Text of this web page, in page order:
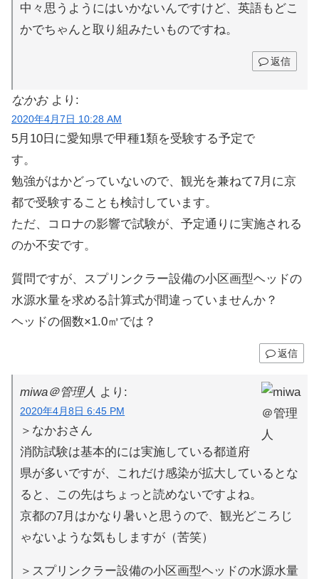
中々思うようにはいかないんですけど、英語もどこ
かでちゃんと取り組みたいものですね。
返信
なかお より:
2020年4月7日 10:28 AM
5月10日に愛知県で甲種1類を受験する予定で
す。
勉強がはかどっていないので、観光を兼ねて7月に京
都で受験することも検討しています。
ただ、コロナの影響で試験が、予定通りに実施される
のか不安です。
質問ですが、スプリンクラー設備の小区画型ヘッドの
水源水量を求める計算式が間違っていませんか？
ヘッドの個数×1.0㎥では？
返信
miwa＠管理人 より:
2020年4月8日 6:45 PM
＞なかおさん
消防試験は基本的には実施している都道府
県が多いですが、これだけ感染が拡大しているとな
ると、この先はちょっと読めないですよね。
京都の7月はかなり暑いと思うので、観光どころじ
ゃないような気もしますが（苦笑）
＞スプリンクラー設備の小区画型ヘッドの水源水量